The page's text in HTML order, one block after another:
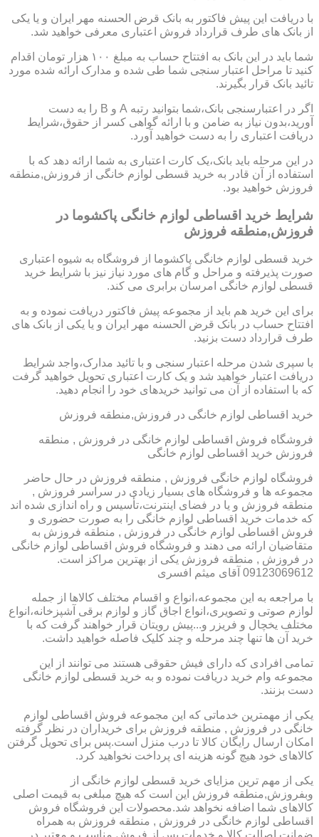
با دریافت این پیش فاکتور به بانک قرض الحسنه مهر ایران و یا یکی
از بانک های طرف قرارداد فروش اعتباری معرفی خواهید شد.
شما باید در این بانک به افتتاح حساب به مبلغ ۱۰۰ هزار تومان اقدام
کنید تا مراحل اعتبار سنجی شما طی شده و مدارک ارائه شده مورد
تائید بانک قرار بگیرند.
اگر در اعتبارسنجی بانک،شما بتوانید رتبه A و B را به دست
آورید،بدون نیاز به ضامن و با ارائه گواهی کسر از حقوق،شرایط
دریافت اعتباری را به دست خواهید آورد.
در این مرحله باید بانک،یک کارت اعتباری به شما ارائه دهد که با
استفاده از آن قادر به خرید قسطی لوازم خانگی از فروزش,منطقه
فروزش خواهید بود.
شرایط خرید اقساطی لوازم خانگی پاکشوما در
فروزش,منطقه فروزش
خرید قسطی لوازم خانگی پاکشوما از فروشگاه به شیوه اعتباری
صورت پذیرفته و مراحل و گام های مورد نیاز نیز با شرایط خرید
قسطی لوازم خانگی امرسان برابری می کند.
برای این خرید هم باید از مجموعه پیش فاکتور دریافت نموده و به
افتتاح حساب در بانک قرض الحسنه مهر ایران و یا یکی از بانک های
طرف قرارداد دست بزنید.
با سپری شدن مرحله اعتبار سنجی و با تائید مدارک،واجد شرایط
دریافت اعتبار خواهید شد و یک کارت اعتباری تحویل خواهید گرفت
که با استفاده از آن می توانید خریدهای خود را انجام دهید.
خرید اقساطی لوازم خانگی در فروزش,منطقه فروزش
فروشگاه فروش اقساطی لوازم خانگی در فروزش , منطقه
فروزش خرید اقساطی لوازم خانگی
فروشگاه لوازم خانگی فروزش , منطقه فروزش در حال حاضر
مجموعه ها و فروشگاه های بسیار زیادی در سراسر فروزش ,
منطقه فروزش و یا در فضای اینترنت،تأسیس و راه اندازی شده اند
که خدمات خرید اقساطی لوازم خانگی را به صورت حضوری و
فروش اقساطی لوازم خانگی در فروزش , منطقه فروزش به
متقاضیان ارائه می دهند و فروشگاه فروش اقساطی لوازم خانگی
در فروزش , منطقه فروزش یکی از بهترین مراکز است.
09123069612 آقای میثم افسری
با مراجعه به این مجموعه،انواع و اقسام مختلف کالاها از جمله
لوازم صوتی و تصویری،انواع اجاق گاز و لوازم برقی آشپزخانه،انواع
مختلف یخچال و فریزر و...پیش رویتان قرار خواهند گرفت که با
خرید آن ها تنها چند مرحله و چند کلیک فاصله خواهید داشت.
تمامی افرادی که دارای فیش حقوقی هستند می توانند از این
مجموعه وام خرید دریافت نموده و به خرید قسطی لوازم خانگی
دست بزنند.
یکی از مهمترین خدماتی که این مجموعه فروش اقساطی لوازم
خانگی در فروزش , منطقه فروزش برای خریداران در نظر گرفته
امکان ارسال رایگان کالا تا درب منزل است.پس برای تحویل گرفتن
کالاهای خود هیچ گونه هزینه ای پرداخت نخواهید کرد.
یکی از مهم ترین مزایای خرید قسطی لوازم خانگی از
وبفروزش,منطقه فروزش این است که هیچ مبلغی به قیمت اصلی
کالاهای شما اضافه نخواهد شد.محصولات این فروشگاه فروش
اقساطی لوازم خانگی در فروزش , منطقه فروزش به همراه